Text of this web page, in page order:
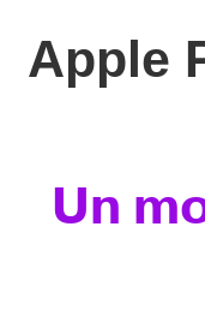
Apple
Un